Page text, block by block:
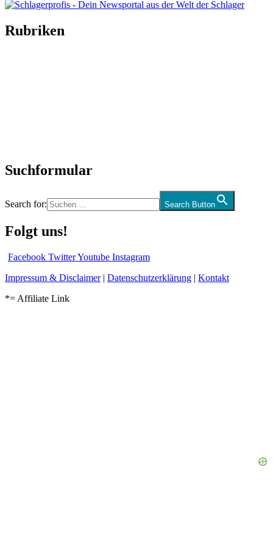
Rubriken
Suchformular
Search for: Search Button
Folgt uns!
Facebook TwitterYoutube Instagram
Impressum & Disclaimer| Datenschutzerklärung | Kontakt
*= Affiliate Link